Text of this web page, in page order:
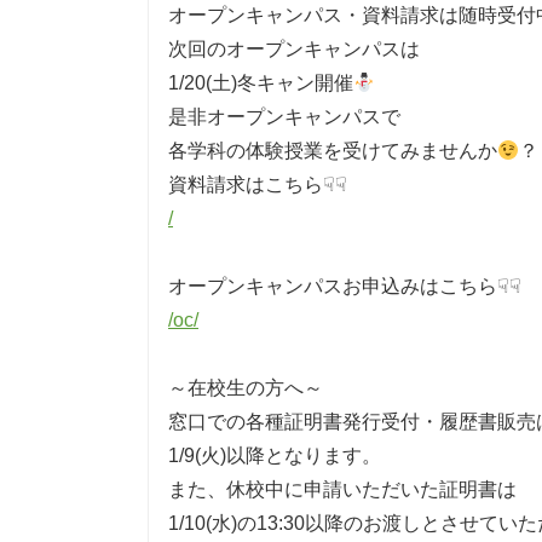
オープンキャンパス・資料請求は随時受付
次回のオープンキャンパスは
1/20(土)冬キャン開催
是非オープンキャンパスで
各学科の体験授業を受けてみませんか
？
⁡資料請求はこちら☟☟
/
オープンキャンパスお申込みはこちら☟☟
/oc/
～在校生の方へ～
窓口での各種証明書発行受付・履歴書販売
1/9(火)以降となります。
また、休校中に申請いただいた証明書は
1/10(水)の13:30以降のお渡しとさせていた